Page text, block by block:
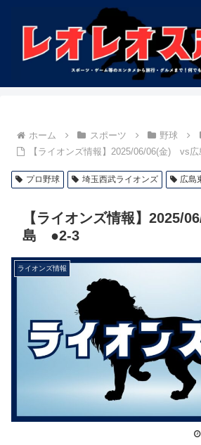
ホーム スポーツ 野球
【ライオンズ情報】2025/06/06(金) vs
プロ野球 埼玉西武ライオンズ 広島
【ライオンズ情報】2025/
島 ●2-3
ライオンズ情報